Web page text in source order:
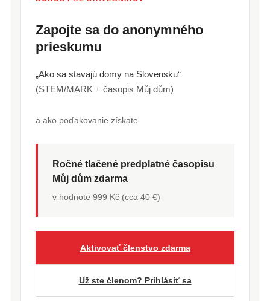
Zapojte sa do anonymného
prieskumu
„Ako sa stavajú domy na Slovensku“
(STEM/MARK + časopis Můj dům)
a ako poďakovanie získate
Ročné tlačené predplatné časopisu
Můj dům zdarma
v hodnote 999 Kč (cca 40 €)
Aktivovať členstvo zdarma
Už ste členom? Prihlásiť sa